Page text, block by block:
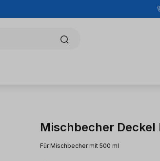
Mischbecher Deckel
Für Mischbecher mit 500 ml